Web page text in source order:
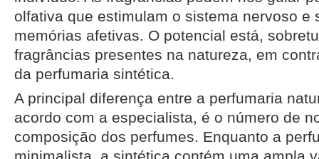
olfativa que estimulam o sistema nervoso e
memórias afetivas. O potencial está,
fragrâncias presentes na natureza, em
da perfumaria sintética.
A principal diferença entre a perfumaria
acordo com a especialista, é o número de
composição dos perfumes. Enquanto a